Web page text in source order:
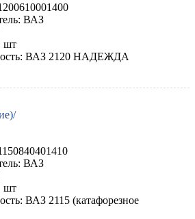
ВАЗ
шт
ВАЗ 2120 НАДЕЖДА
ВАЗ
шт
ВАЗ 2115 (катафорезное